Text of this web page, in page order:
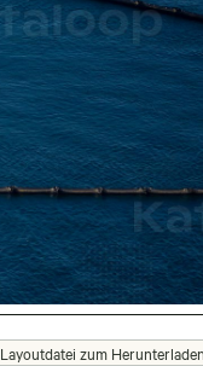
Layoutdatei zum